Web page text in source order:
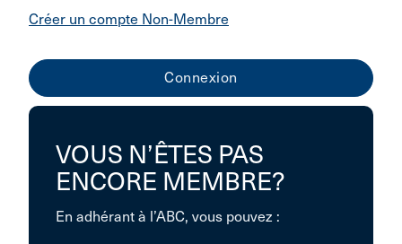
Créer un compte Non-Membre
VOUS N’ÊTES PAS
ENCORE MEMBRE?
En adhérant à l’ABC, vous pouvez :